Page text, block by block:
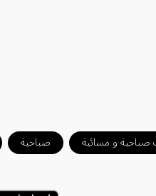
صباحية و مسائية صباحية